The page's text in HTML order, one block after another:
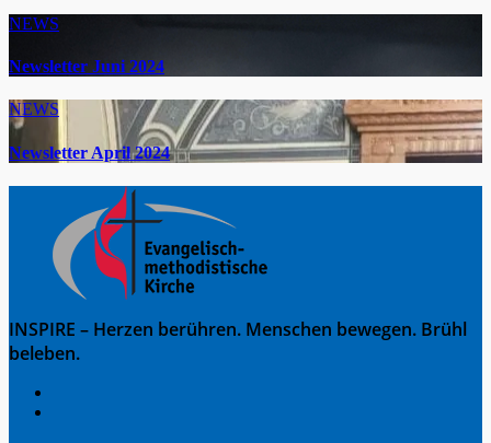
NEWS
Newsletter Juni 2024
NEWS
Newsletter April 2024
INSPIRE – Herzen berühren. Menschen bewegen. Brühl
beleben.